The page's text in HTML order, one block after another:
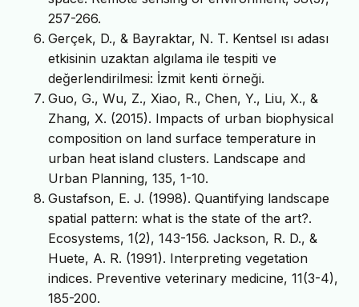
257-266.
Gerçek, D., & Bayraktar, N. T. Kentsel ısı adası
etkisinin uzaktan algılama ile tespiti ve
değerlendirilmesi: İzmit kenti örneği.
Guo, G., Wu, Z., Xiao, R., Chen, Y., Liu, X., &
Zhang, X. (2015). Impacts of urban biophysical
composition on land surface temperature in
urban heat island clusters. Landscape and
Urban Planning, 135, 1-10.
Gustafson, E. J. (1998). Quantifying landscape
spatial pattern: what is the state of the art?.
Ecosystems, 1(2), 143-156. Jackson, R. D., &
Huete, A. R. (1991). Interpreting vegetation
indices. Preventive veterinary medicine, 11(3-4),
185-200.